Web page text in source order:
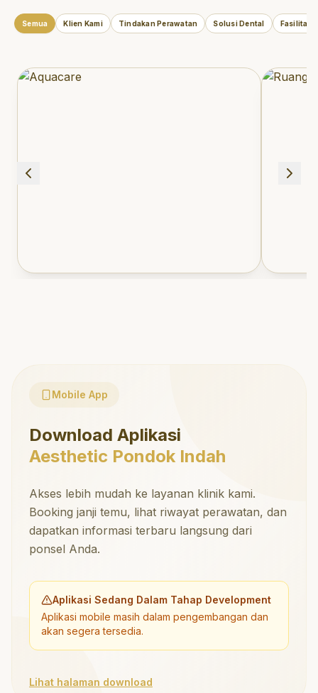
Semua Klien Kami Tindakan Perawatan Solusi Dental Fasilitas
Mobile App
Download Aplikasi
Aesthetic Pondok Indah
Akses lebih mudah ke layanan klinik kami.
Booking janji temu, lihat riwayat perawatan, dan
dapatkan informasi terbaru langsung dari
ponsel Anda.
Aplikasi Sedang Dalam Tahap Development
Aplikasi mobile masih dalam pengembangan dan
akan segera tersedia.
Lihat halaman download